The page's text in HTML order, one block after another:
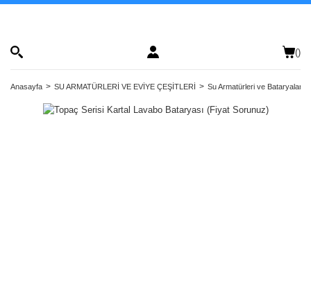
()
Anasayfa SU ARMATÜRLERİ VE EVİYE ÇEŞİTLERİ Su Armatürleri ve Bataryalar